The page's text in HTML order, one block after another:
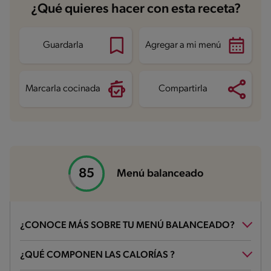
Carbohidratos 15.7 g
Energía 331.2 kcal
Proteína
Grasas saturadas 3.8 g
¿Qué quieres hacer con esta receta?
Guardarla Agregar a mi menú
Marcarla cocinada Compartirla
Menú balanceado
¿CONOCE MÁS SOBRE TU MENÚ BALANCEADO?
¿Qué es un menú balanceado?
Un menú balanceado contiene alimentos de todos los grupos en
¿QUÉ COMPONEN LAS CALORÍAS ?